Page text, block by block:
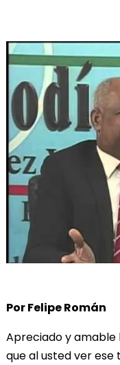
Por Felipe Román
Apreciado y
que al usted ver ese